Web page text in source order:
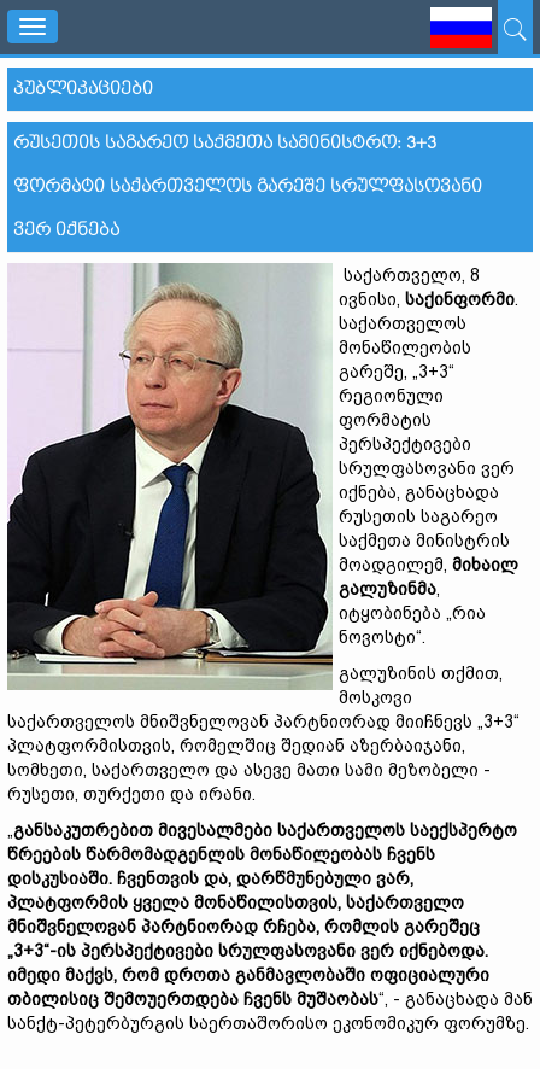
Toggle
navigation
ᲞᲣᲑᲚᲘᲙᲐᲪᲘᲔᲑᲘ
ᲠᲣᲡᲔᲗᲘᲡ ᲡᲐᲒᲐᲠᲔᲝ ᲡᲐᲥᲛᲔᲗᲐ ᲡᲐᲛᲘᲜᲘᲡᲢᲠᲝ: 3+3
ᲤᲝᲠᲛᲐᲢᲘ ᲡᲐᲥᲐᲠᲗᲕᲔᲚᲝᲡ ᲒᲐᲠᲔᲨᲔ ᲡᲠᲣᲚᲤᲐᲡᲝᲕᲐᲜᲘ
ᲕᲔᲠ ᲘᲥᲜᲔᲑᲐ
საქართველო, 8
ივნისი, საქინფორმი.
საქართველოს
მონაწილეობის
გარეშე, „3+3“
რეგიონული
ფორმატის
პერსპექტივები
სრულფასოვანი ვერ
იქნება, განაცხადა
რუსეთის საგარეო
საქმეთა მინისტრის
მოადგილემ, მიხაილ
გალუზინმა,
იტყობინება „რია
ნოვოსტი“.
გალუზინის თქმით,
მოსკოვი
საქართველოს მნიშვნელოვან პარტნიორად მიიჩნევს „3+3“
პლატფორმისთვის, რომელშიც შედიან აზერბაიჯანი,
სომხეთი, საქართველო და ასევე მათი სამი მეზობელი -
რუსეთი, თურქეთი და ირანი.
„განსაკუთრებით მივესალმები საქართველოს საექსპერტო
წრეების წარმომადგენლის მონაწილეობას ჩვენს
დისკუსიაში. ჩვენთვის და, დარწმუნებული ვარ,
პლატფორმის ყველა მონაწილისთვის, საქართველო
მნიშვნელოვან პარტნიორად რჩება, რომლის გარეშეც
„3+3“-ის პერსპექტივები სრულფასოვანი ვერ იქნებოდა.
იმედი მაქვს, რომ დროთა განმავლობაში ოფიციალური
თბილისიც შემოუერთდება ჩვენს მუშაობას“, - განაცხადა მან
სანქტ-პეტერბურგის საერთაშორისო ეკონომიკურ ფორუმზე.